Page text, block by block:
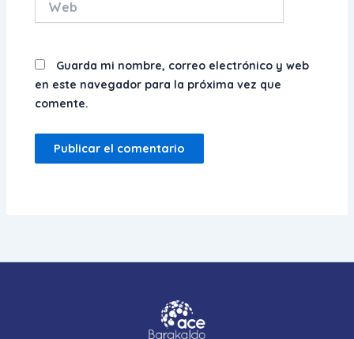
Guarda mi nombre, correo electrónico y web
en este navegador para la próxima vez que
comente.